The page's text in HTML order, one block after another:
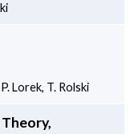
Lorek, T. Rolski